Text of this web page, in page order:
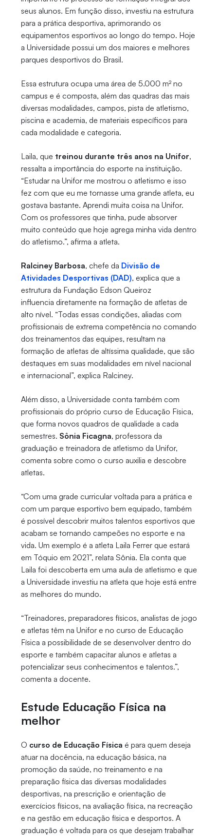
seus alunos. Em função disso, investiu na estrutura
para a prática desportiva, aprimorando os
equipamentos esportivos ao longo do tempo. Hoje
a Universidade possui um dos maiores e melhores
parques desportivos do Brasil.
Essa estrutura ocupa uma área de 5.000 m² no
campus e é composta, além das quadras das mais
diversas modalidades, campos, pista de atletismo,
piscina e academia, de materiais específicos para
cada modalidade e categoria.
Laila, que treinou durante três anos na Unifor,
ressalta a importância do esporte na instituição.
“Estudar na Unifor me mostrou o atletismo e isso
fez com que eu me tornasse uma grande atleta, eu
gostava bastante. Aprendi muita coisa na Unifor.
Com os professores que tinha, pude absorver
muito conteúdo que hoje agrega minha vida dentro
do atletismo.”, afirma a atleta.
Ralciney Barbosa, chefe da Divisão de
Atividades Desportivas (DAD), explica que a
estrutura da Fundação Edson Queiroz
influencia diretamente na formação de atletas de
alto nível. “Todas essas condições, aliadas com
profissionais de extrema competência no comando
dos treinamentos das equipes, resultam na
formação de atletas de altíssima qualidade, que são
destaques em suas modalidades em nível nacional
e internacional”, explica Ralciney.
Além disso, a Universidade conta também com
profissionais do próprio curso de Educação Física,
que forma novos quadros de qualidade a cada
semestres. Sônia Ficagna, professora da
graduação e treinadora de atletismo da Unifor,
comenta sobre como o curso auxilia e descobre
atletas.
“Com uma grade curricular voltada para a prática e
com um parque esportivo bem equipado, também
é possível descobrir muitos talentos esportivos que
acabam se tornando campeões no esporte e na
vida. Um exemplo é a atleta Laila Ferrer que estará
em Tóquio em 2021”, relata Sônia. Ela conta que
Laila foi descoberta em uma aula de atletismo e que
a Universidade investiu na atleta que hoje está entre
as melhores do mundo.
“Treinadores, preparadores físicos, analistas de jogo
e atletas têm na Unifor e no curso de Educação
Física a possibilidade de se desenvolver dentro do
esporte e também capacitar alunos e atletas a
potencializar seus conhecimentos e talentos.”,
comenta a docente.
Estude Educação Física na
melhor
O curso de Educação Física é para quem deseja
atuar na docência, na educação básica, na
promoção da saúde, no treinamento e na
preparação física das diversas modalidades
desportivas, na prescrição e orientação de
exercícios físicos, na avaliação física, na recreação
e na gestão em educação física e desportos. A
graduação é voltada para os que desejam trabalhar